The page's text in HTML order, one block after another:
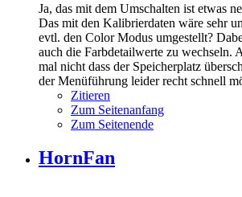
Ja, das mit dem Umschalten ist etwas
Das mit den Kalibrierdaten wäre sehr
evtl. den Color Modus umgestellt?
auch die Farbdetailwerte zu wechseln.
mal nicht dass der Speicherplatz
der Menüführung leider recht schnell
Zitieren
Zum Seitenanfang
Zum Seitenende
HornFan